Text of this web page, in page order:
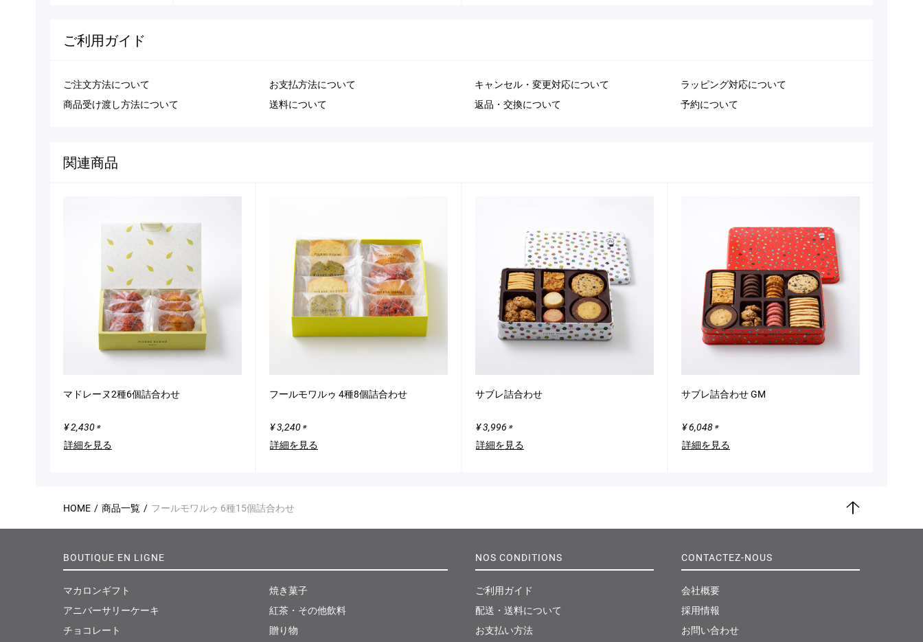
ご利用ガイド
ご注文方法について お支払方法について キャンセル・変更対応について
ラッピング対応について
商品受け渡し方法について
送料について 返品・交換について 予約について
関連商品
マドレーヌ2種6個詰合わせ
¥ 2,430 ※
詳細を見る
フールモワルゥ 4種8個詰合わせ
¥ 3,240 ※
詳細を見る
サブレ詰合わせ
¥ 3,996 ※
詳細を見る
サブレ詰合わせ GM
¥ 6,048 ※
詳細を見る
HOME 商品一覧 フールモワルゥ 6種15個詰合わせ
ッ
BOUTIQUE EN LIGNE
マカロンギフト
アニバーサリーケーキ
チョコレート
焼き菓子
紅茶・その他飲料
贈り物
NOS CONDITIONS
ご利用ガイド
配送・送料について
お支払い方法
CONTACTEZ-NOUS
会社概要
採用情報
お問い合わせ